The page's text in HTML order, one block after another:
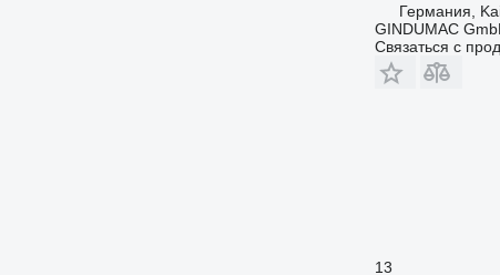
Германия,
GINDUMAC
Связаться с
13